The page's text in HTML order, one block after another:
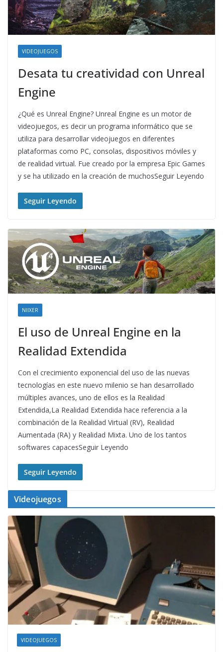
VIDEOJUEGOS
Desata tu creatividad con Unreal
Engine
¿Qué es Unreal Engine? Unreal Engine es un motor de
videojuegos, es decir un programa informático que se
utiliza para desarrollar videojuegos en diferentes
plataformas como PC, consolas, dispositivos móviles y
de realidad virtual. Fue creado por la empresa Epic Games
y se ha utilizado en la creación de muchosSeguir Leyendo
Seguir Leyendo
NIIXER
El uso de Unreal Engine en la
Realidad Extendida
Con el crecimiento exponencial del uso de las nuevas
tecnologías en este nuevo milenio se han desarrollado
múltiples avances, uno de ellos es la Realidad
Extendida,La Realidad Extendida hace referencia a la
combinación de la Realidad Virtual (RV), Realidad
Aumentada (RA) y Realidad Mixta. Uno de los tantos
softwares capacesSeguir Leyendo
Seguir Leyendo
Videojuegos
VIDEOJUEGOS